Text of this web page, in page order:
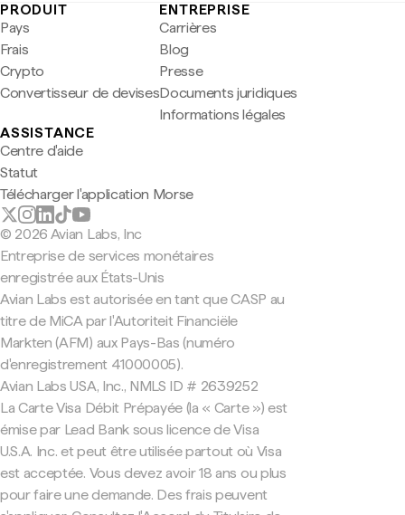
PRODUIT
Pays
Frais
Crypto
Convertisseur de devises
ENTREPRISE
Carrières
Blog
Presse
Documents juridiques
Informations légales
ASSISTANCE
Centre d'aide
Statut
Télécharger l'application Morse
© 2026 Avian Labs, Inc
Entreprise de services monétaires
enregistrée aux États-Unis
Avian Labs est autorisée en tant que CASP au
titre de MiCA par l'Autoriteit Financiële
Markten (AFM) aux Pays-Bas (numéro
d'enregistrement 41000005).
Avian Labs USA, Inc., NMLS ID # 2639252
La Carte Visa Débit Prépayée (la « Carte ») est
émise par Lead Bank sous licence de Visa
U.S.A. Inc. et peut être utilisée partout où Visa
est acceptée. Vous devez avoir 18 ans ou plus
pour faire une demande. Des frais peuvent